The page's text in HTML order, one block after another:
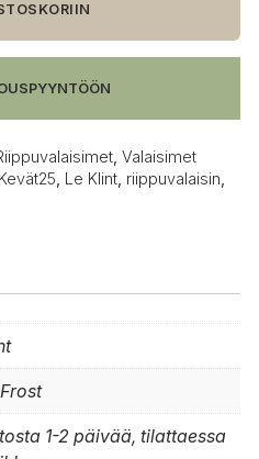
Valaisimet
Kevät25 Le Klint riippuvalaisin
1-2 päivää, tilattaessa